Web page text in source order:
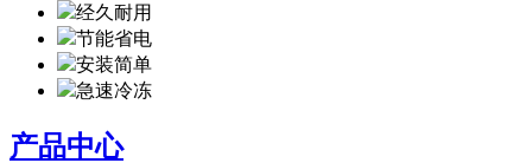
经久耐用
节能省电
安装简单
急速冷冻
产品中心